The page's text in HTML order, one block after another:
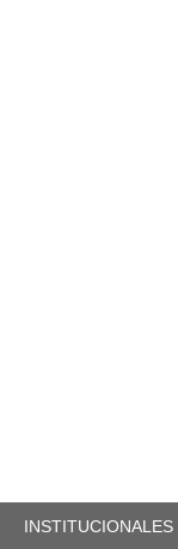
INSTITUCIONALES